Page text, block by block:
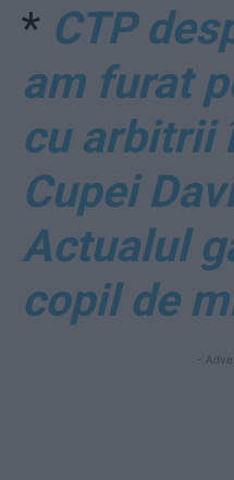
* CTP
am furat
cu arbitrii
Cupei
Actualul
copil de
-